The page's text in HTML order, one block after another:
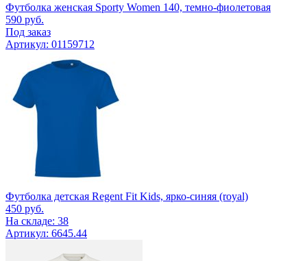
Футболка женская Sporty Women 140, темно-фиолетовая
590 руб.
Под заказ
Артикул: 01159712
Футболка детская Regent Fit Kids, ярко-синяя (royal)
450 руб.
На складе: 38
Артикул: 6645.44